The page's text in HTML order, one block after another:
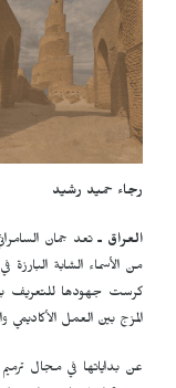
رجاء حميد رشيد
العراق ـتعد جمان
من الأسماء الشابة البارزة
كرست جهودها للتعريف
المزج بين العمل الأكاديمي
عن بداياتها في مجال ترميم